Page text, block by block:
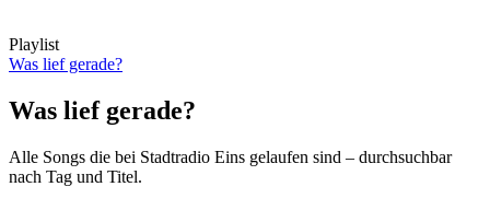
Playlist
Was lief gerade?
Was lief gerade?
Alle Songs die bei Stadtradio Eins gelaufen sind – durchsuchbar
nach Tag und Titel.